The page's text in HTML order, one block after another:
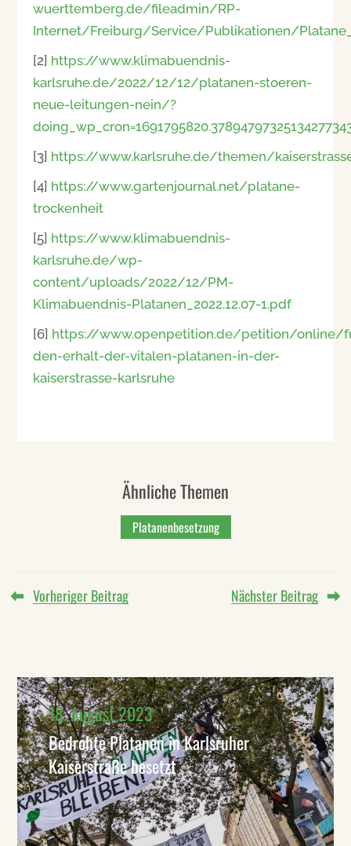
wuerttemberg.de/fileadmin/RP-
Internet/Freiburg/Service/Publikationen/
[2] https://www.klimabuendnis-
karlsruhe.de/2022/12/12/platanen-stoeren-
neue-leitungen-nein/?
[3] https://www.karlsruhe.de/themen/
[4] https://www.gartenjournal.net/platane-
trockenheit
[5] https://www.klimabuendnis-
karlsruhe.de/wp-
content/uploads/2022/12/PM-
Klimabuendnis-Platanen_2022.12.07-1.pdf
[6] https://www.openpetition.de/petition/online/
den-erhalt-der-vitalen-platanen-in-der-
kaiserstrasse-karlsruhe
Ähnliche Themen
Platanenbesetzung
Vorheriger Beitrag Nächster Beitrag
18. August 2023
Bedrohte Platanen in Karlsruher
Kaiserstraße besetzt